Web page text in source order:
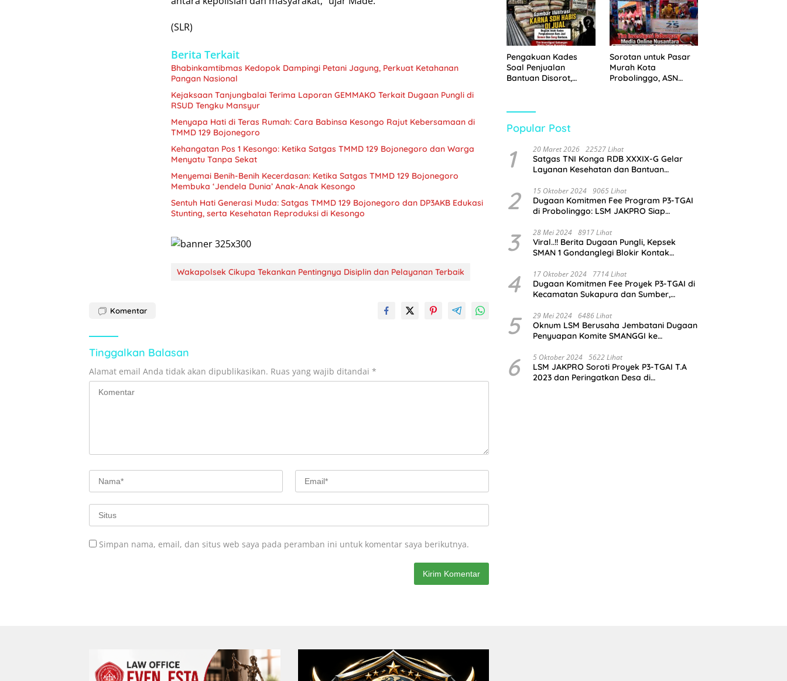
(SLR)
Berita Terkait
Bhabinkamtibmas Kedopok Dampingi Petani Jagung, Perkuat Ketahanan
Pangan Nasional
Kejaksaan Tanjungbalai Terima Laporan GEMMAKO Terkait Dugaan Pungli di
RSUD Tengku Mansyur
Menyapa Hati di Teras Rumah: Cara Babinsa Kesongo Rajut Kebersamaan di
TMMD 129 Bojonegoro
Kehangatan Pos 1 Kesongo: Ketika Satgas TMMD 129 Bojonegoro dan Warga
Menyatu Tanpa Sekat
Menyemai Benih-Benih Kecerdasan: Ketika Satgas TMMD 129 Bojonegoro
Membuka ‘Jendela Dunia’ Anak-Anak Kesongo
Sentuh Hati Generasi Muda: Satgas TMMD 129 Bojonegoro dan DP3AKB Edukasi
Stunting, serta Kesehatan Reproduksi di Kesongo
Wakapolsek Cikupa Tekankan Pentingnya Disiplin dan Pelayanan Terbaik
Komentar
Tinggalkan Balasan
Alamat email Anda tidak akan dipublikasikan. Ruas yang wajib ditandai *
Simpan nama, email, dan situs web saya pada peramban ini untuk komentar saya berikutnya.
Tangkap Dua Pelaku
Pengakuan Kades
Soal Penjualan
Bantuan Disorot,
Sorotan untuk Pasar
Murah Kota
Probolinggo, ASN
Popular Post
1 20 Maret 2026 22527 Lihat
Satgas TNI Konga RDB XXXIX-G Gelar
Layanan Kesehatan dan Bantuan
2 15 Oktober 2024 9065 Lihat
Dugaan Komitmen Fee Program P3-TGAI
di Probolinggo: LSM JAKPRO Siap
3 28 Mei 2024 8917 Lihat
Viral..!! Berita Dugaan Pungli, Kepsek
SMAN 1 Gondanglegi Blokir Kontak
4 17 Oktober 2024 7714 Lihat
Dugaan Komitmen Fee Proyek P3-TGAI di
Kecamatan Sukapura dan Sumber,
Sikap
5 29 Mei 2024 6486 Lihat
Oknum LSM Berusaha Jembatani Dugaan
Penyuapan Komite SMANGGI ke
Juta
6 5 Oktober 2024 5622 Lihat
LSM JAKPRO Soroti Proyek P3-TGAI T.A
2023 dan Peringatkan Desa di